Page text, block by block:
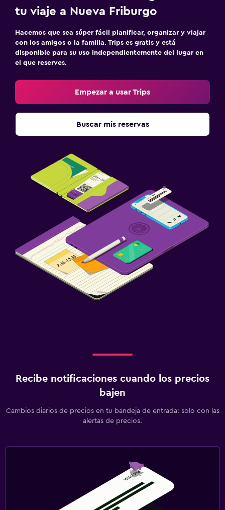
tu viaje a Nueva Friburgo
Hacemos que sea súper fácil planificar, organizar y viajar
con los amigos o la familia. Trips es gratis y está
disponible para su uso independientemente del lugar en
el que reserves.
Empezar a usar Trips
Buscar mis reservas
Recibe notificaciones cuando los precios
bajen
Cambios diarios de precios en tu bandeja de entrada: solo con las
alertas de precios.